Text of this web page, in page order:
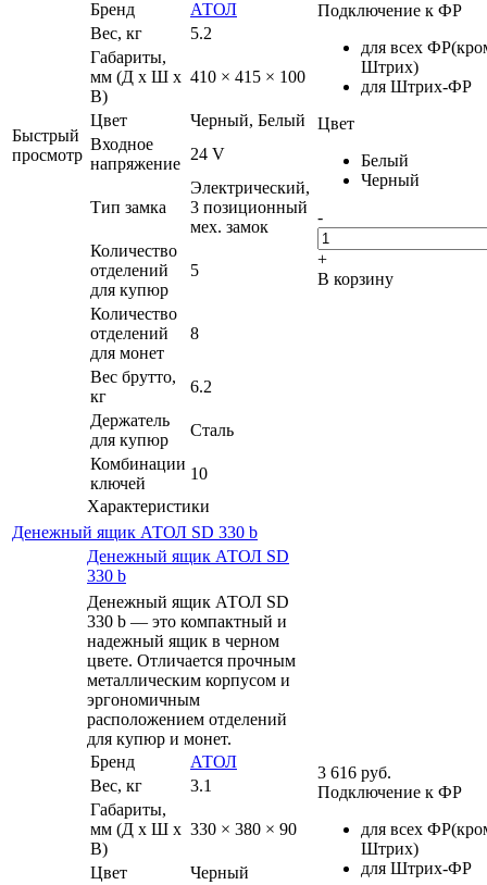
Быстрый
просмотр
Бренд
АТОЛ
Вес, кг
5.2
Габариты,
мм (Д x Ш x
В)
410 × 415 × 100
Цвет
Черный, Белый
Входное
напряжение
24 V
Тип замка
Электрический,
3 позиционный
мех. замок
Количество
отделений
для купюр
5
Количество
отделений
для монет
8
Вес брутто,
кг
6.2
Держатель
для купюр
Сталь
Комбинации
ключей
10
Характеристики
Подключение к ФР
для всех
Штрих)
для Штрих-ФР
Цвет
Белый
Черный
-
+
В корзину
Денежный ящик АТОЛ SD 330 b
Денежный ящик АТОЛ SD
330 b
Денежный ящик АТОЛ SD
330 b — это компактный и
надежный ящик в черном
цвете. Отличается прочным
металлическим корпусом и
эргономичным
расположением отделений
для купюр и монет.
Бренд
АТОЛ
Вес, кг
3.1
Габариты,
мм (Д x Ш x
В)
330 × 380 × 90
Цвет
Черный
3 616 руб.
Подключение к ФР
для всех
Штрих)
для Штрих-ФР